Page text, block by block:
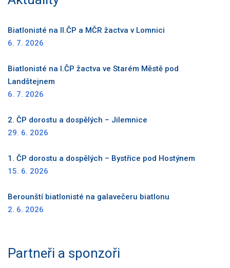
Biatlonisté na II.ČP a MČR žactva v Lomnici
6. 7. 2026
Biatlonisté na I.ČP žactva ve Starém Městě pod
Landštejnem
6. 7. 2026
2. ČP dorostu a dospělých – Jilemnice
29. 6. 2026
1. ČP dorostu a dospělých – Bystřice pod Hostýnem
15. 6. 2026
Berounští biatlonisté na galavečeru biatlonu
2. 6. 2026
Partneři a sponzoři